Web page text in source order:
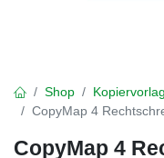
Shop
CopyMap 4
CopyMap 4